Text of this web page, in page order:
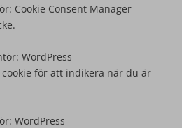
Cookie Consent Manager
WordPress
för att indikera när du är
WordPress